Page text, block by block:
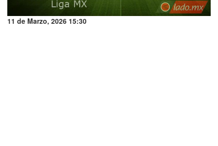
11 de Marzo, 2026 15:30